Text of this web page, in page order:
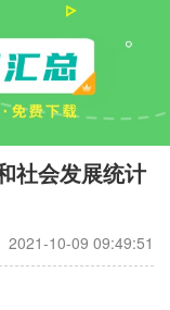
社会发展统计
2021-10-09 09:49:51